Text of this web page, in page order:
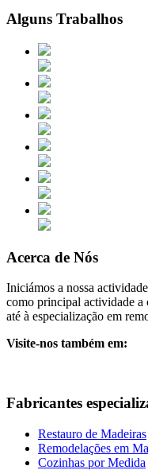
Alguns Trabalhos
Acerca de Nós
Iniciámos a nossa
como principal actividade a
até à especialização em
Visite-nos também em:
Fabricantes
Restauro de Madeiras
Remodelações em
Cozinhas por Medida